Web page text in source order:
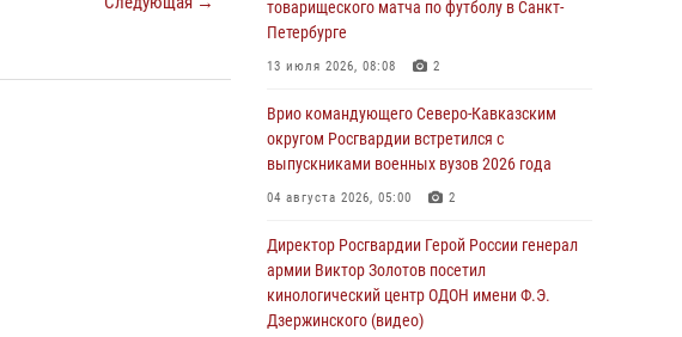
Дагестане при силовой поддержке
Росгвардии
06 августа 2026, 09:00
В Югре при силовой поддержке ОМОН
Росгвардии задержаны подозреваемые в
страховом мошенничестве
06 августа 2026, 08:56 2
Офицер СОБР Росгвардии выступил на
окружном юнармейском форуме в Астрахани
06 августа 2026, 08:27 3
товарищеского матча по футболу в Санкт-
Петербурге
13 июля 2026, 08:08 2
Врио командующего Северо-Кавказским
округом Росгвардии встретился с
выпускниками военных вузов 2026 года
04 августа 2026, 05:00 2
Директор Росгвардии Герой России генерал
армии Виктор Золотов посетил
кинологический центр ОДОН имени Ф.Э.
Дзержинского (видео)